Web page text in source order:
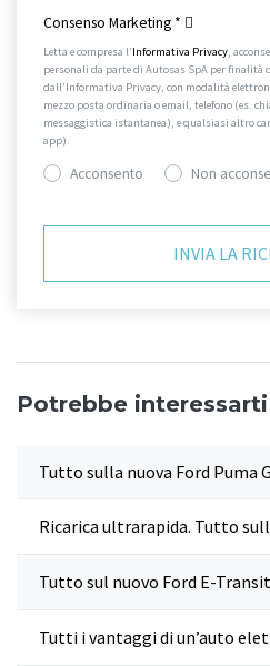
Consenso Marketing *
Letta e compresa l’Informativa Privacy,
personali da parte di Autosas SpA per finalità
dall’Informativa Privacy, con modalità
mezzo posta ordinaria o email, telefono (es.
messaggistica istantanea), e qualsiasi altro
app).
Acconsento Non
Potrebbe
Tutto sulla nuova Ford Puma
Ricarica ultrarapida. Tutto
Tutto sul nuovo Ford E-
Tutti i vantaggi di un’auto